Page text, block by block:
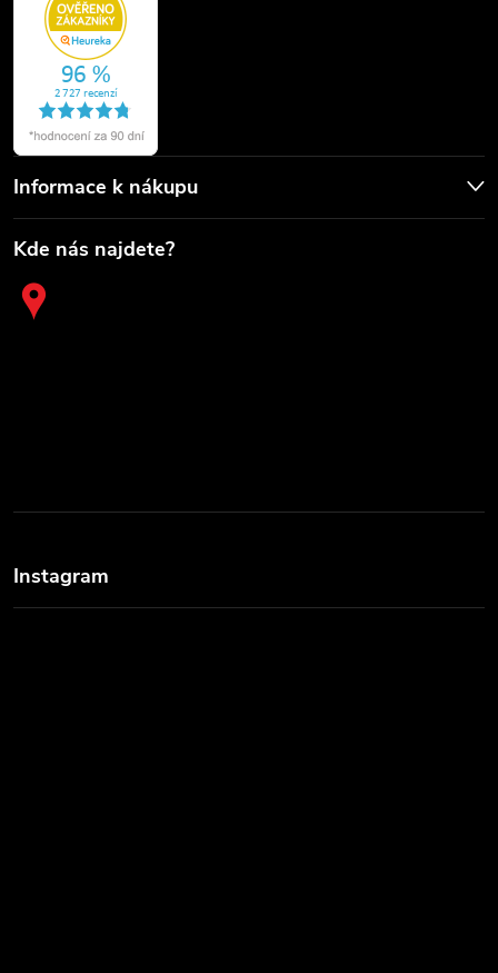
Informace k nákupu
Kde nás najdete?
Instagram